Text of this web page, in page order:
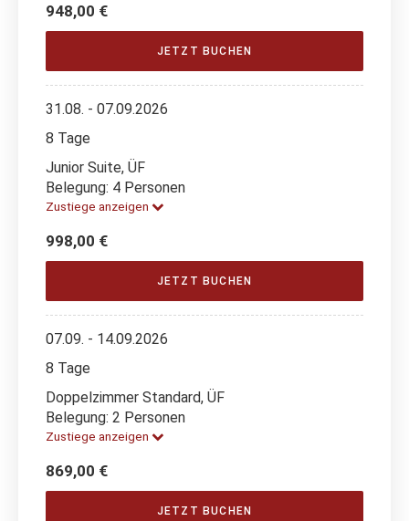
948,00 €
JETZT BUCHEN
31.08. - 07.09.2026
8 Tage
Junior Suite, ÜF
Belegung: 4 Personen
Zustiege anzeigen
998,00 €
JETZT BUCHEN
07.09. - 14.09.2026
8 Tage
Doppelzimmer Standard, ÜF
Belegung: 2 Personen
Zustiege anzeigen
869,00 €
JETZT BUCHEN